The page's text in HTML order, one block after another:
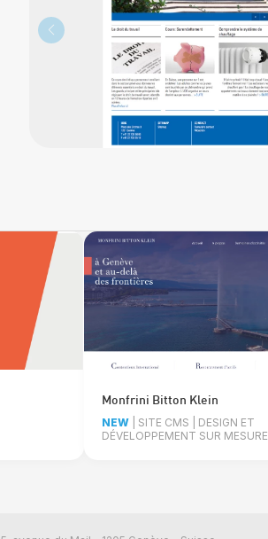
Monfrini Bitton Klein
NEW | SITE CMS | DESIGN ET
DÉVELOPPEMENT SUR MESURE